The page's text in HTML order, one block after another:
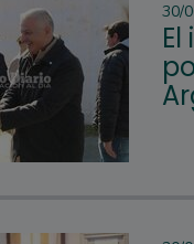
30/